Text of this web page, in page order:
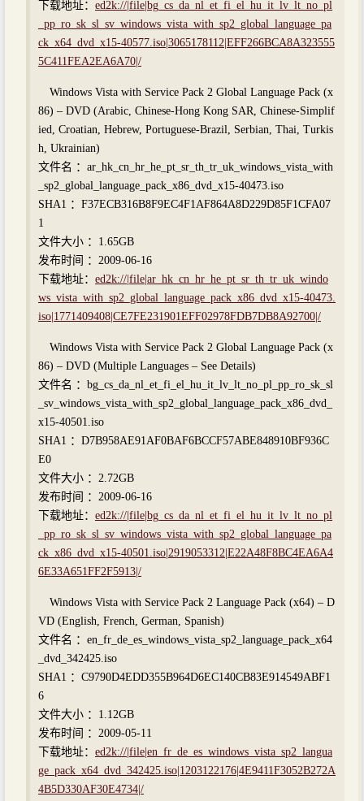
下载地址： ed2k://|file|bg_cs_da_nl_et_fi_el_hu_it_lv_lt_no_pl
_pp_ro_sk_sl_sv_windows_vista_with_sp2_global_language_pa
ck_x64_dvd_x15-40577.iso|3065178112|EFF266BCA8A323555
5C411FEA2EA6A70|/
Windows Vista with Service Pack 2 Global Language Pack (x
86) – DVD (Arabic, Chinese-Hong Kong SAR, Chinese-Simplif
ied, Croatian, Hebrew, Portuguese-Brazil, Serbian, Thai, Turkis
h, Ukrainian)
文件名 ：ar_hk_cn_hr_he_pt_sr_th_tr_uk_windows_vista_with
_sp2_global_language_pack_x86_dvd_x15-40473.iso
SHA1 ：F37ECB316B8F9EC4F1AF864A8D229D85F1CFA07
1
文件大小 ：1.65GB
发布时间 ：2009-06-16
下载地址： ed2k://|file|ar_hk_cn_hr_he_pt_sr_th_tr_uk_windo
ws_vista_with_sp2_global_language_pack_x86_dvd_x15-40473.
iso|1771409408|CE7FE231901EFF02978FDB7DB8A92700|/
Windows Vista with Service Pack 2 Global Language Pack (x
86) – DVD (Multiple Languages – See Details)
文件名 ：bg_cs_da_nl_et_fi_el_hu_it_lv_lt_no_pl_pp_ro_sk_sl
_sv_windows_vista_with_sp2_global_language_pack_x86_dvd_
x15-40501.iso
SHA1 ：D7B958AE91AF0BAF6BCCF57ABE848910BF936C
E0
文件大小 ：2.72GB
发布时间 ：2009-06-16
下载地址： ed2k://|file|bg_cs_da_nl_et_fi_el_hu_it_lv_lt_no_pl
_pp_ro_sk_sl_sv_windows_vista_with_sp2_global_language_pa
ck_x86_dvd_x15-40501.iso|2919053312|E22A48F8BC4EA6A4
6E33A651FF2F5913|/
Windows Vista with Service Pack 2 Language Pack (x64) – D
VD (English, French, German, Spanish)
文件名 ：en_fr_de_es_windows_vista_sp2_language_pack_x64
_dvd_342425.iso
SHA1 ：C9790D4EDD355B964D6EC140CB83E914549ABF1
6
文件大小 ：1.12GB
发布时间 ：2009-05-11
下载地址： ed2k://|file|en_fr_de_es_windows_vista_sp2_langua
ge_pack_x64_dvd_342425.iso|1203122176|4E9411F3052B272A
4B5D330AF30E4734|/